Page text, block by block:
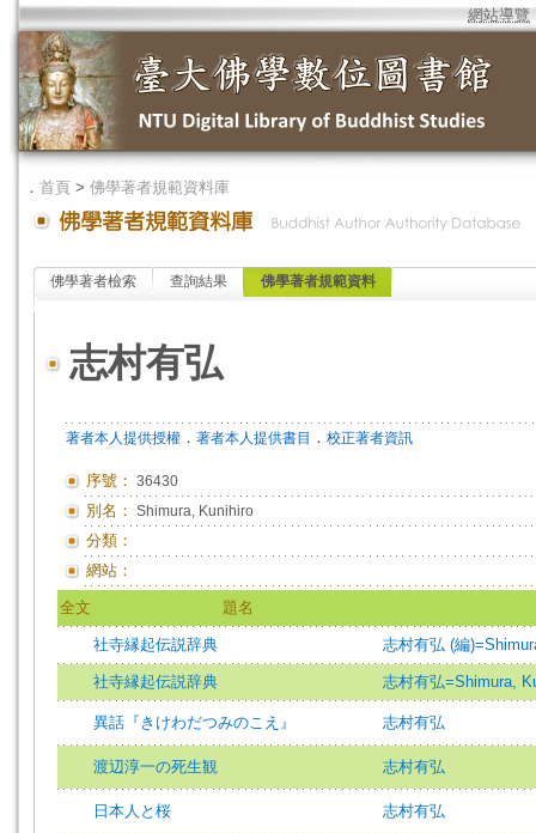
網站導覽
． 首頁 > 佛學著者規範資料庫
佛學著者檢索 查詢結果 佛學著者規範資料
志村有弘
著者本人提供授權 ． 著者本人提供書目 ． 校正著者資訊
序號： 36430
別名： Shimura, Kunihiro
分類：
網站：
全文 題名
社寺縁起伝説辞典 志村有弘 (編
社寺縁起伝説辞典 志村有弘=Shimura,
異話『きけわだつみのこえ』 志村有弘
渡辺淳一の死生観 志村有弘
日本人と桜 志村有弘